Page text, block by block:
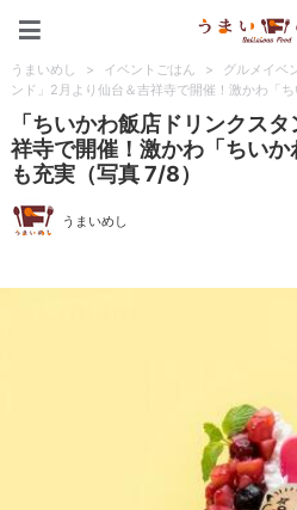
うまいめし > イベントごはん > グルメイベ
ンド」2月より仙台＆吉祥寺で開催！激かわ「
「ちいかわ飯店ドリンクス
祥寺で開催！激かわ「ちい
も充実（写真 7/8）
うまいめし